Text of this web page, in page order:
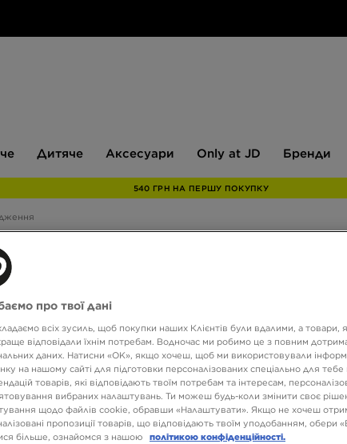
Дитяче Аксесуари
JD
Only at JD Бренди
540 ГРН НА ПЕРШУ ПОКУПКУ
жінок
про твої дані
всіх зусиль, щоб покупки наших Клієнтів були вдалими, а товари,
відповідали їхнім потребам. Водночас ми робимо це з повним
даних. Натисни «OK», якщо хочеш, щоб ми використовували
на нашому сайті для підготовки персоналізованих спеціально для тебе
товарів, які відповідають твоїм потребам та інтересам,
вибраних налаштувань. Ти можеш будь-коли змінити своє
щодо файлів cookie, обравши «Налаштувати». Якщо не хочеш
пропозиції товарів, що відповідають твоїм уподобанням, обери
більше, ознайомся з нашою
політикою конфіденційності.